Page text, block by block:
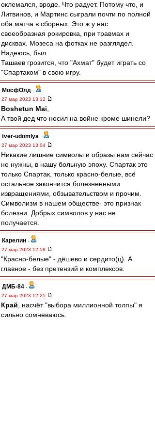
оклемался, вроде. Что радует. Потому что, и
Литвинов, и Мартинс сыграли почти по полной
оба матча в сборных. Это ж у нас
своеобразная рокировка, при травмах и
дисквах. Мозеса на фотках не разглядел.
Надеюсь, был..
Ташаев грозится, что "Ахмат" будет играть со
"Спартаком" в свою игру.
МосфОлд -
27 мар 2023 13:12
Boshetun Mai
А твой дед что носил на войне кроме шинели?
tver-udomlya -
27 мар 2023 13:04
Никакие лишние символы и образы нам сейчас
не нужны, в нашу больную эпоху. Спартак это
только Спартак, только красно-белые, всё
остальное закончится болезненными
извращениями, обзывательством и прочим.
Символизм в нашем обществе- это признак
болезни. Добрых символов у нас не
получается.
Карелин -
27 мар 2023 12:58
"Красно-белые" - дёшево и сердито(ц). А
главное - без претензий и комплексов.
ДМБ-84 -
27 мар 2023 12:25
Край , насчёт "выбора миллионной толпы" я
сильно сомневаюсь.